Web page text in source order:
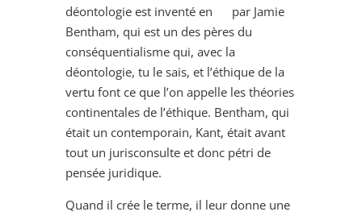
déontologie est inventé en par Jamie
Bentham, qui est un des pères du
conséquentialisme qui, avec la
déontologie, tu le sais, et l’éthique de la
vertu font ce que l’on appelle les théories
continentales de l’éthique. Bentham, qui
était un contemporain, Kant, était avant
tout un jurisconsulte et donc pétri de
pensée juridique.
Quand il crée le terme, il leur donne une